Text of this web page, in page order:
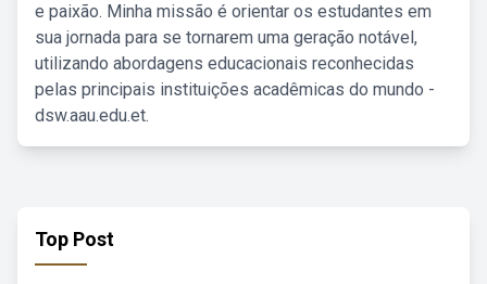
e paixão. Minha missão é orientar os estudantes em
sua jornada para se tornarem uma geração notável,
utilizando abordagens educacionais reconhecidas
pelas principais instituições acadêmicas do mundo -
dsw.aau.edu.et.
Top Post